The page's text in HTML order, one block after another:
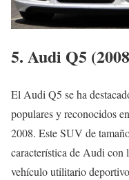
5. Audi Q5
El Audi Q5 se ha
populares y reconocidos
2008. Este SUV de
característica de Audi con
vehículo utilitario